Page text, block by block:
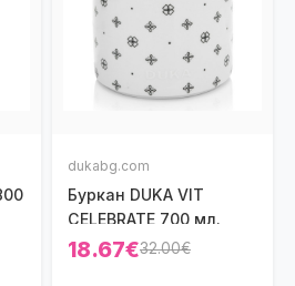
dukabg.com
Буркан DUKA VIT
CELEBRATE 700 мл.
18.67€32.00€